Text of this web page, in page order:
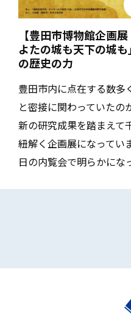
【豊田市博物館企画
よたの城も天下の城
の歴史の力
豊田市内に点在する数多
と密接に関わっていたの
新の研究成果を踏まえて
紐解く企画展になってい
日の内覧会で明らかにな